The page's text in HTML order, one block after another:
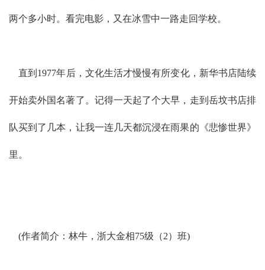
两个多小时。看完电影，又在冰雪中一路走回学校。
直到1977年后，文化生活才慢慢有所变化，新华书店陆续
开始卖外国名著了。记得一天起了个大早，走到岳坟书店排
队买到了几本，让我一连几天都沉浸在雨果的《悲惨世界》
里。
(作者简介：林牛，浙大金相75级（2）班)